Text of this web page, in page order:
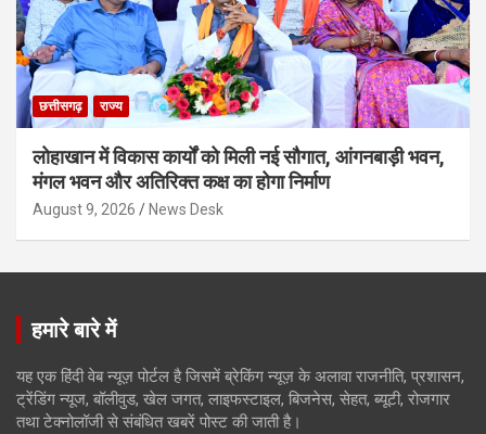
छत्तीसगढ़ राज्य
लोहाखान में विकास कार्यों को मिली नई सौगात, आंगनबाड़ी भवन,
मंगल भवन और अतिरिक्त कक्ष का होगा निर्माण
August 9, 2026 News Desk
हमारे बारे में
यह एक हिंदी वेब न्यूज़ पोर्टल है जिसमें ब्रेकिंग न्यूज़ के अलावा राजनीति, प्रशासन,
ट्रेंडिंग न्यूज, बॉलीवुड, खेल जगत, लाइफस्टाइल, बिजनेस, सेहत, ब्यूटी, रोजगार
तथा टेक्नोलॉजी से संबंधित खबरें पोस्ट की जाती है।